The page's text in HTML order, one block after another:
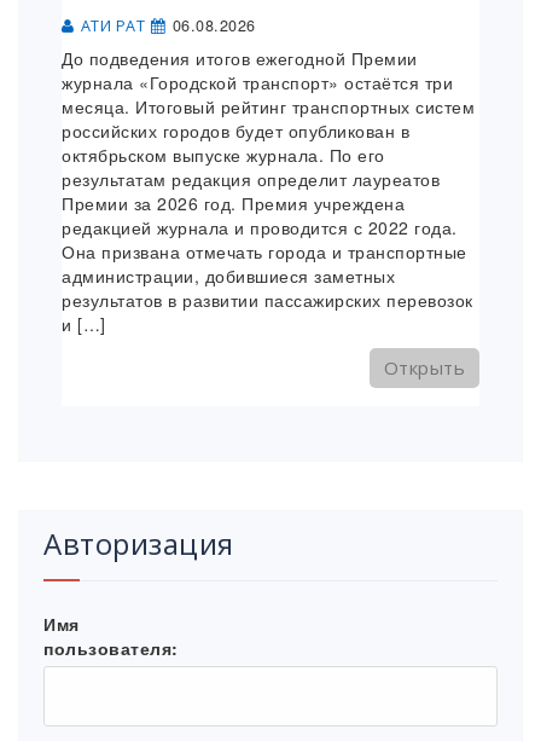
АТИ РАТ 06.08.2026
До подведения итогов ежегодной Премии
журнала «Городской транспорт» остаётся три
месяца. Итоговый рейтинг транспортных систем
российских городов будет опубликован в
октябрьском выпуске журнала. По его
результатам редакция определит лауреатов
Премии за 2026 год. Премия учреждена
редакцией журнала и проводится с 2022 года.
Она призвана отмечать города и транспортные
администрации, добившиеся заметных
результатов в развитии пассажирских перевозок
и […]
Открыть
Авторизация
Имя
пользователя: